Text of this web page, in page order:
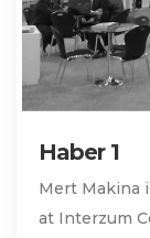
Haber 1
Mert Makina
at Interzum